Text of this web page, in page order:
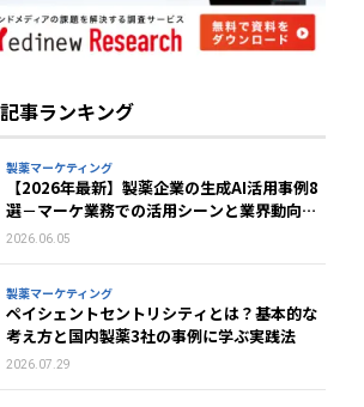
事ランキング
製薬マーケティング
【2026年最新】製薬企業の生成AI活用事例8
選－マーケ業務での活用シーンと業界動向を
解説
2026.06.05
製薬マーケティング
ペイシェントセントリシティとは？基本的な
考え方と国内製薬3社の事例に学ぶ実践法
2026.07.29